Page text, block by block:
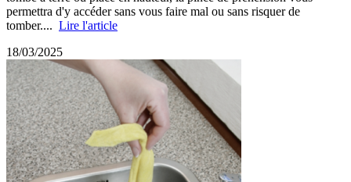
permettra d'y accéder sans vous faire mal ou sans risquer de
tomber.... Lire l'article
18/03/2025